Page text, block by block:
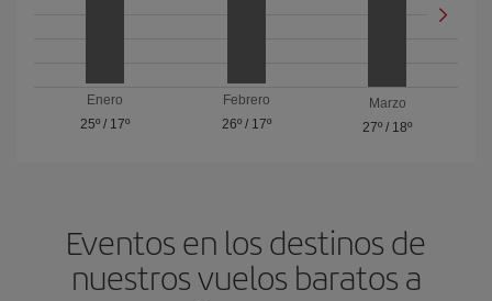
Enero
25º/ 17º
Febrero
26º/ 17º
Marzo
27º / 18º
Eventos en los destinos de
nuestros vuelos baratos a